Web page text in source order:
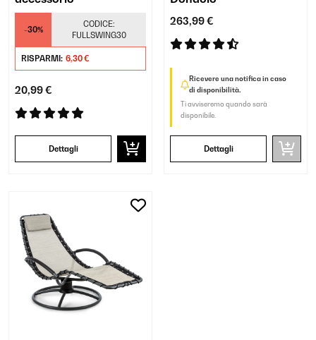
-30%
CODICE:
FULLSWING30
RISPARMI: 6,30 €
20,99 €
Dettagli
263,99 €
Ricevere una notifica in caso
di disponibilità.
Ti avviseremo quando sarà
disponibile.
Dettagli